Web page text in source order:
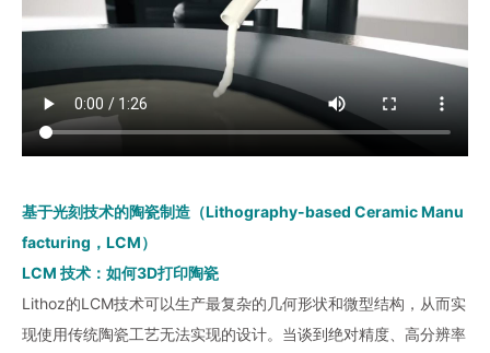
基于光刻技术的陶瓷制造（Lithography-based Ceramic Manu
facturing，LCM）
LCM 技术：如何3D打印陶瓷
Lithoz的LCM技术可以生产最复杂的几何形状和微型结构，从而实
现使用传统陶瓷工艺无法实现的设计。当谈到绝对精度、高分辨率